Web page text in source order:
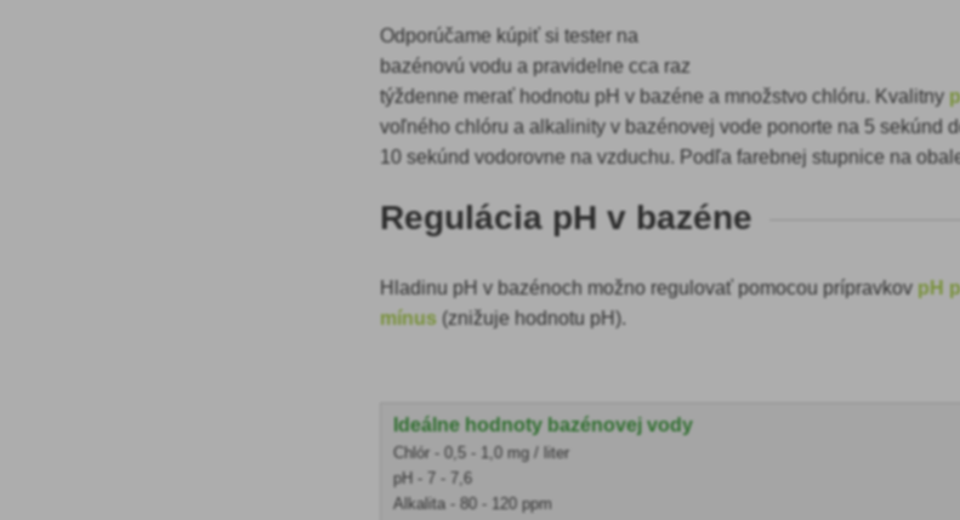
Odporúčame kúpiť si tester na
bazénovú vodu a pravidelne cca raz
týždenne merať hodnotu pH v bazéne a množstvo chlóru. Kvalitny
voľného chlóru a alkalinity v bazénovej vode ponorte na 5 sekúnd
10 sekúnd vodorovne na vzduchu. Podľa farebnej stupnice na
Regulácia pH v bazéne
Hladinu pH v bazénoch možno regulovať pomocou prípravkovpH
mínus (znižuje hodnotu pH).
Ideálne hodnoty bazénovej vody
Chlór - 0,5 - 1,0 mg / liter
pH - 7 - 7,6
Alkalita - 80 - 120 ppm